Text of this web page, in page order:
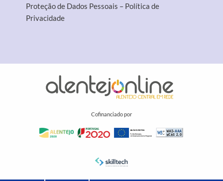
Proteção de Dados Pessoais – Política de
Privacidade
Cofinanciado por